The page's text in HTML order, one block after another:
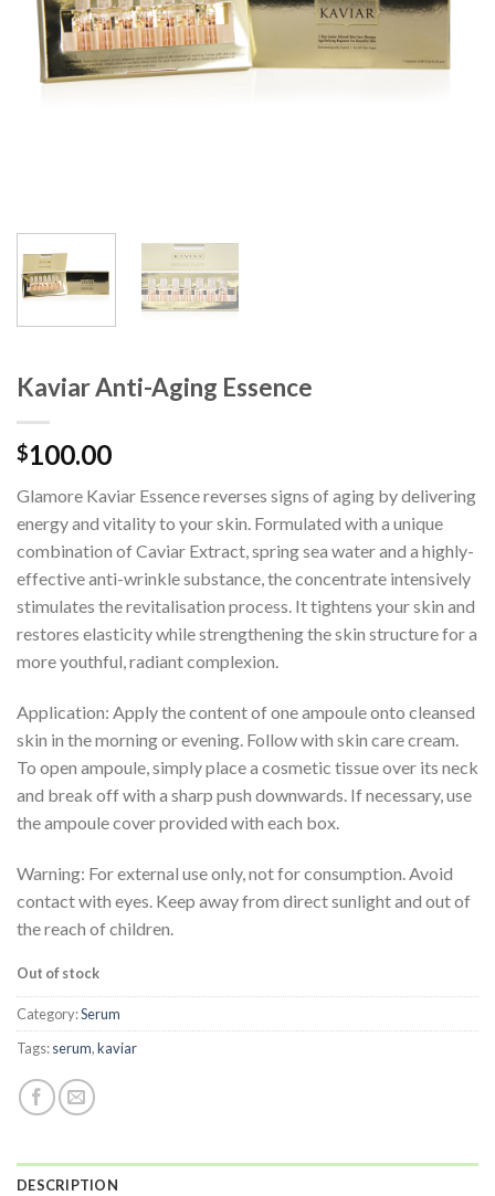
Kaviar Anti-Aging Essence
$100.00
Glamore Kaviar Essence reverses signs of aging by delivering
energy and vitality to your skin. Formulated with a unique
combination of Caviar Extract, spring sea water and a highly-
effective anti-wrinkle substance, the concentrate intensively
stimulates the revitalisation process. It tightens your skin and
restores elasticity while strengthening the skin structure for a
more youthful, radiant complexion.
Application: Apply the content of one ampoule onto cleansed
skin in the morning or evening. Follow with skin care cream.
To open ampoule, simply place a cosmetic tissue over its neck
and break off with a sharp push downwards. If necessary, use
the ampoule cover provided with each box.
Warning: For external use only, not for consumption. Avoid
contact with eyes. Keep away from direct sunlight and out of
the reach of children.
Out of stock
Category:Serum
Tags:serum,kaviar
DESCRIPTION